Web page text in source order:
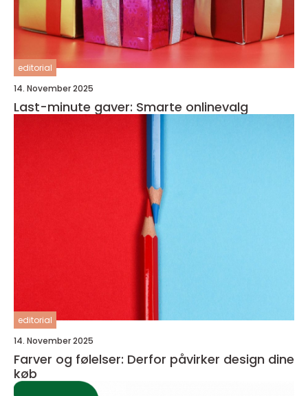
editorial
14. November 2025
Last-minute gaver: Smarte onlinevalg
editorial
14. November 2025
Farver og følelser: Derfor påvirker design dine
køb